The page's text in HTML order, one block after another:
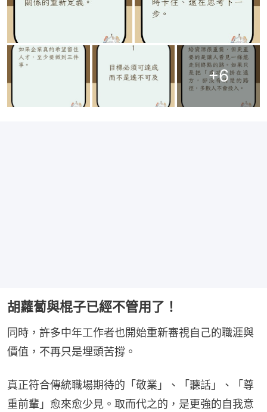
+6
胡蘿蔔與棍子已經不管用了！
同時，許多中年工作者也開始重新審視自己的職涯與
價值，不再只是埋頭苦撐。
真正符合傳統職場期待的「敬業」、「聽話」、「尊
重前輩」愈來愈少見。取而代之的，是更強的自我意